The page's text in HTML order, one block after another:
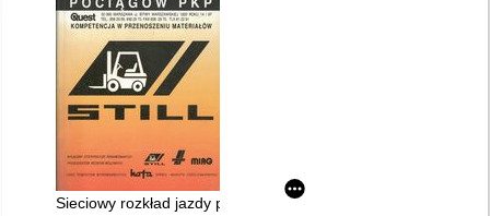
Sieciowy rozkład jazdy pociągów PKP ważny 31.V.1992 -